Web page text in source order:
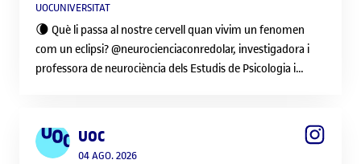
UOCUNIVERSITAT
🌘 Què li passa al nostre cervell quan vivim un fenomen
com un eclipsi? @neurocienciaconredolar, investigadora i
professora de neurociència dels Estudis de Psicologia i
relacionats amb la motivació i la detecció d’allò que
considerem important. Per això, davant d’un esdeveniment
UOC
04 AGO. 2026